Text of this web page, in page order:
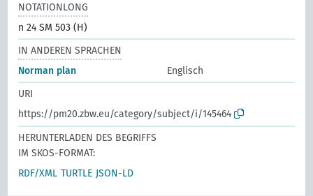
NOTATIONLONG
n 24 SM 503 (H)
IN ANDEREN SPRACHEN
Norman plan
Englisch
URI
https://pm20.zbw.eu/category/subject/i/145464
HERUNTERLADEN DES BEGRIFFS
IM SKOS-FORMAT:
RDF/XML TURTLE JSON-LD